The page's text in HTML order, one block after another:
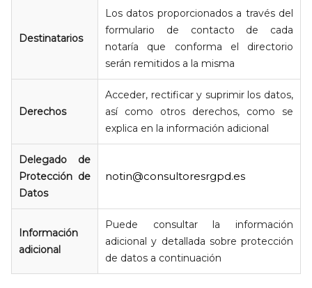
Destinatarios
Los datos proporcionados a través del
formulario de contacto de cada
notaría que conforma el directorio
serán remitidos a la misma
Derechos
Acceder, rectificar y suprimir los datos,
así como otros derechos, como se
explica en la información adicional
Delegado de
Protección de
Datos
notin@consultoresrgpd.es
Información
adicional
Puede consultar la información
adicional y detallada sobre protección
de datos a continuación